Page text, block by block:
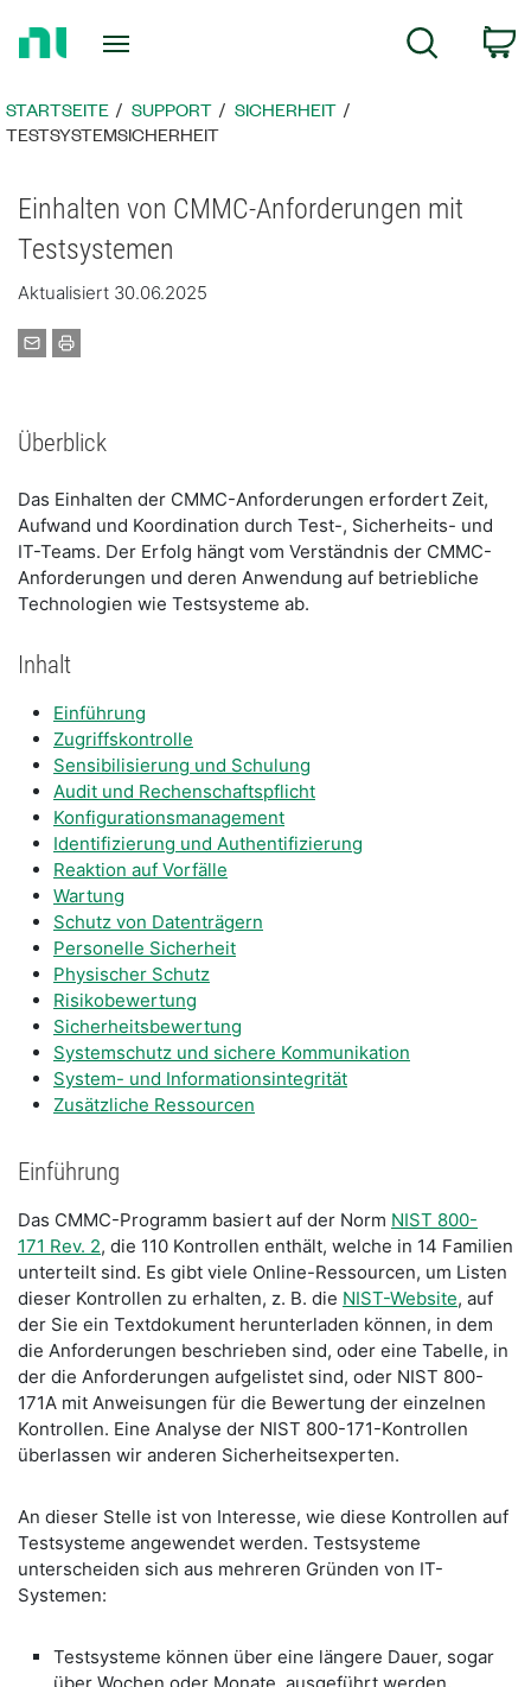
zur
Suche
STARTSEITE SUPPORT
SICHERHEIT
TESTSYSTEMSICHERHEIT
Einhalten von CMMC-Anforderungen mit
Testsystemen
Aktualisiert 30.06.2025
Überblick
Das Einhalten der CMMC-Anforderungen erfordert Zeit,
Aufwand und Koordination durch Test-, Sicherheits- und
IT-Teams. Der Erfolg hängt vom Verständnis der CMMC-
Anforderungen und deren Anwendung auf betriebliche
Technologien wie Testsysteme ab.
Inhalt
Einführung
Zugriffskontrolle
Sensibilisierung und Schulung
Audit und Rechenschaftspflicht
Konfigurationsmanagement
Identifizierung und Authentifizierung
Reaktion auf Vorfälle
Wartung
Schutz von Datenträgern
Personelle Sicherheit
Physischer Schutz
Risikobewertung
Sicherheitsbewertung
Systemschutz und sichere Kommunikation
System- und Informationsintegrität
Zusätzliche Ressourcen
Einführung
Das CMMC-Programm basiert auf der Norm NIST 800-
171 Rev. 2, die 110 Kontrollen enthält, welche in 14 Familien
unterteilt sind. Es gibt viele Online-Ressourcen, um Listen
dieser Kontrollen zu erhalten, z. B. die NIST-Website, auf
der Sie ein Textdokument herunterladen können, in dem
die Anforderungen beschrieben sind, oder eine Tabelle, in
der die Anforderungen aufgelistet sind, oder NIST 800-
171A mit Anweisungen für die Bewertung der einzelnen
Kontrollen. Eine Analyse der NIST 800-171-Kontrollen
überlassen wir anderen Sicherheitsexperten.
An dieser Stelle ist von Interesse, wie diese Kontrollen auf
Testsysteme angewendet werden. Testsysteme
unterscheiden sich aus mehreren Gründen von IT-
Systemen:
Testsysteme können über eine längere Dauer, sogar